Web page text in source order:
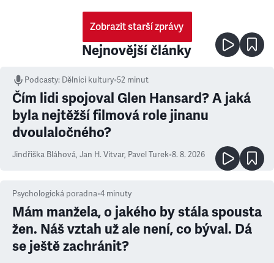
Zobrazit starší zprávy
Nejnovější články
Podcasty: Dělníci kultury•52 minut
Čím lidi spojoval Glen Hansard? A jaká
byla nejtěžší filmová role jinanu
dvoulaločného?
Jindřiška Bláhová, Jan H. Vitvar, Pavel Turek•8. 8. 2026
Psychologická poradna•4 minuty
Mám manžela, o jakého by stála spousta
žen. Náš vztah už ale není, co býval. Dá
se ještě zachránit?